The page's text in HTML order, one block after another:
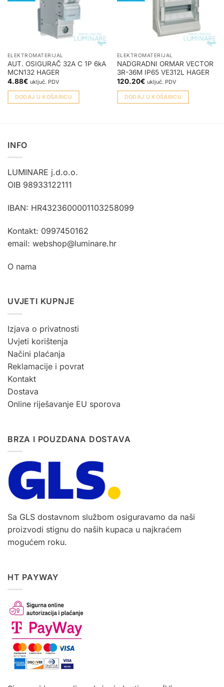
ELEKTROMATERIJAL
AUT. OSIGURAČ 32A C 1P 6kA
MCN132 HAGER
4.88€ uključ. PDV
DODAJ U KOŠARICU
ELEKTROMATERIJAL
NADGRADNI ORMAR VECTOR
3R-36M IP65 VE312L HAGER
120.20€ uključ. PDV
DODAJ U KOŠARICU
INFO
LUMINARE j.d.o.o.
OIB 98933122111
IBAN: HR4323600001103258099
Kontakt: 0997450162
email: webshop@luminare.hr
O nama
UVJETI KUPNJE
Izjava o privatnosti
Uvjeti korištenja
Načini plaćanja
Reklamacije i povrat
Kontakt
Dostava
Online riješavanje EU sporova
BRZA I POUZDANA DOSTAVA
Sa GLS dostavnom službom osiguravamo da naši
proizvodi stignu do naših kupaca u najkraćem
mogućem roku.
HT PAYWAY